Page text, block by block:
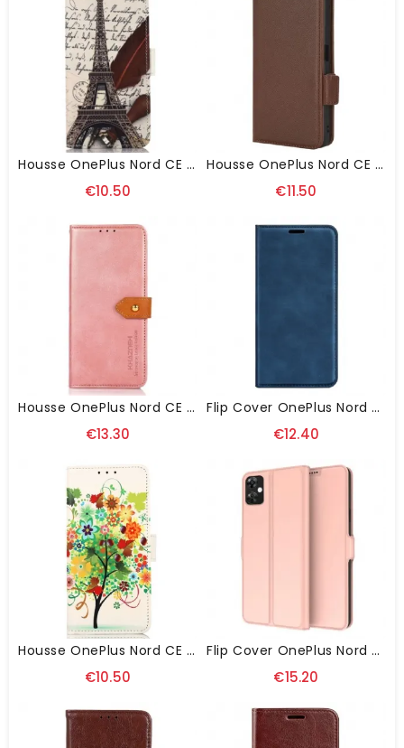
Housse OnePlus Nord CE 3Lite 5G Tour Eiffel Du Poète
€10.50
Housse OnePlus Nord CE 3 Lite 5G Super Fine
€11.50
Housse OnePlus Nord CE 3 Lite 5G KHAZNEH Avec Sangle
€13.30
Flip Cover OnePlus Nord CE 3 Lite 5G Effet Cuir Uni
€12.40
Housse OnePlus Nord CE 3 Lite 5G Arbre Coloré
€10.50
Flip Cover OnePlus Nord CE 3 Lite 5G Style Cuir
€15.20